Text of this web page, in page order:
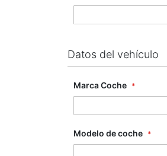
Datos del vehículo
Marca Coche
Modelo de coche